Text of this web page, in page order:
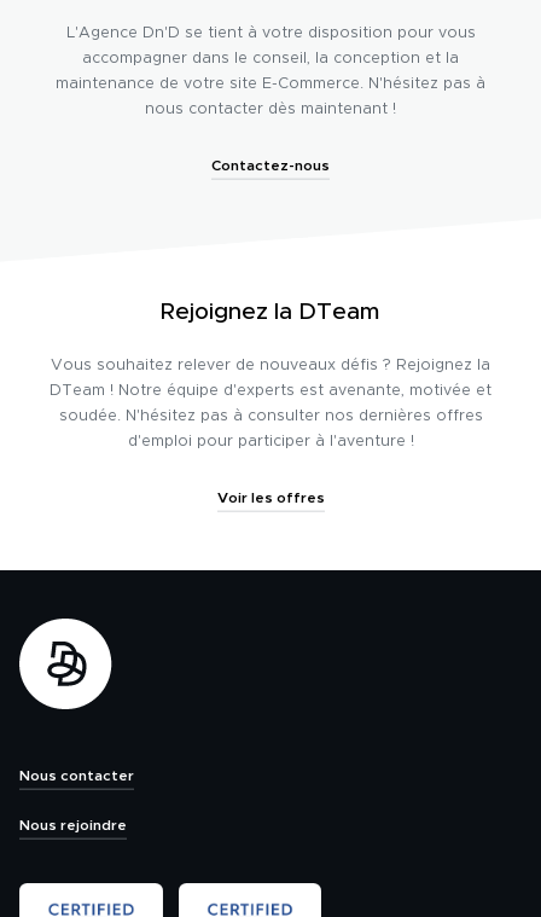
L'Agence Dn'D se tient à votre disposition pour vous
accompagner dans le conseil, la conception et la
maintenance de votre site E-Commerce. N'hésitez pas à
nous contacter dès maintenant !
Contactez-nous
Rejoignez la DTeam
Vous souhaitez relever de nouveaux défis ? Rejoignez la
DTeam ! Notre équipe d'experts est avenante, motivée et
soudée. N'hésitez pas à consulter nos dernières offres
d'emploi pour participer à l'aventure !
Voir les offres
Nous contacter
Nous rejoindre